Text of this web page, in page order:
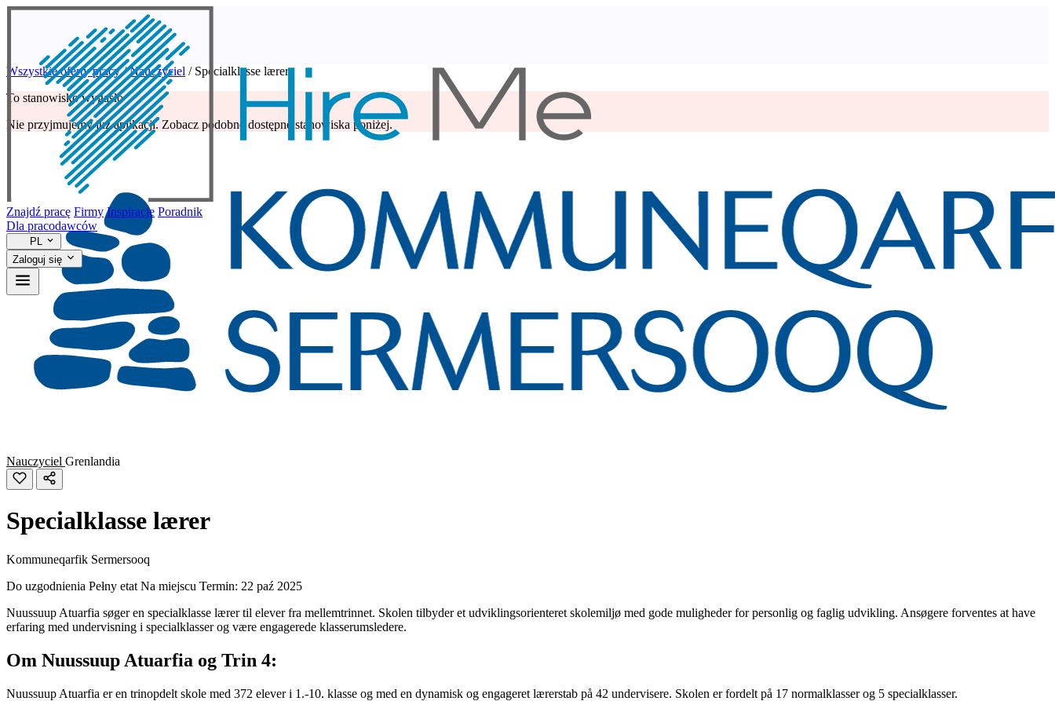
Znajdź pracę Firmy Inspiracje Poradnik
Dla pracodawców
PL
Zaloguj się
Wszystkie oferty pracy / Nauczyciel / Specialklasse lærer
To stanowisko wygasło
Nie przyjmujemy już aplikacji. Zobacz podobne dostępne stanowiska poniżej.
Nauczyciel Grenlandia
Specialklasse lærer
Kommuneqarfik Sermersooq
Do uzgodnienia Pełny etat Na miejscu Termin: 22 paź 2025
Nuussuup Atuarfia søger en specialklasse lærer til elever fra mellemtrinnet. Skolen tilbyder et udviklingsorienteret skolemiljø med gode muligheder for personlig og faglig udvikling. Ansøgere forventes at have
erfaring med undervisning i specialklasser og være engagerede klasserumsledere.
Om Nuussuup Atuarfia og Trin 4:
Nuussuup Atuarfia er en trinopdelt skole med 372 elever i 1.-10. klasse og med en dynamisk og engageret lærerstab på 42 undervisere. Skolen er fordelt på 17 normalklasser og 5 specialklasser.